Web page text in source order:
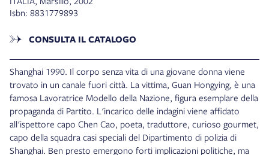
Isbn: 8831779893
CONSULTA IL CATALOGO
Shanghai 1990. Il corpo senza vita di una giovane donna viene
trovato in un canale fuori città. La vittima, Guan Hongying, è una
famosa Lavoratrice Modello della Nazione, figura esemplare della
propaganda di Partito. L'incarico delle indagini viene affidato
all'ispettore capo Chen Cao, poeta, traduttore, curioso gourmet,
capo della squadra casi speciali del Dipartimento di polizia di
Shanghai. Ben presto emergono forti implicazioni politiche, ma